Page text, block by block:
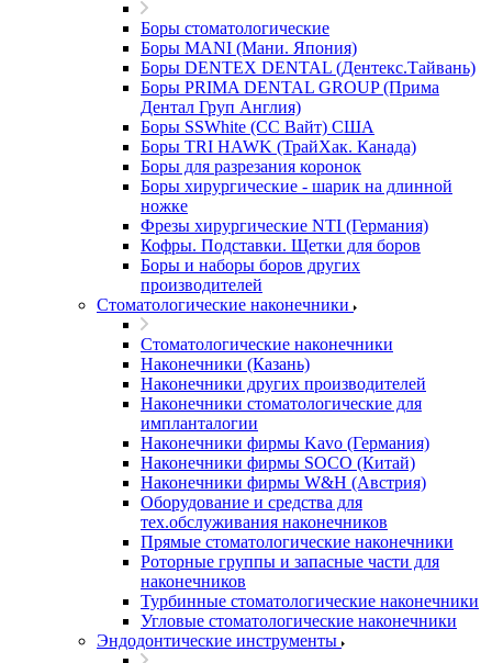
Боры стоматологические
Боры MANI (Мани. Япония)
Боры DENTEX DENTAL (Дентекс.Тайвань)
Боры PRIMA DENTAL GROUP (Прима
Дентал Груп Англия)
Боры SSWhite (СС Вайт) США
Боры TRI HAWK (ТрайХак. Канада)
Боры для разрезания коронок
Боры хирургические - шарик на длинной
ножке
Фрезы хирургические NTI (Германия)
Кофры. Подставки. Щетки для боров
Боры и наборы боров других
производителей
Стоматологические наконечники
Стоматологические наконечники
Наконечники (Казань)
Наконечники других производителей
Наконечники стоматологические для
импланталогии
Наконечники фирмы Kavo (Германия)
Наконечники фирмы SOCO (Китай)
Наконечники фирмы W&H (Австрия)
Оборудование и средства для
тех.обслуживания наконечников
Прямые стоматологические наконечники
Роторные группы и запасные части для
наконечников
Турбинные стоматологические наконечники
Угловые стоматологические наконечники
Эндодонтические инструменты